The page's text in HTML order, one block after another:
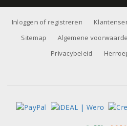
Inloggen of registreren
Sitemap
Algemene
Privacybeleid